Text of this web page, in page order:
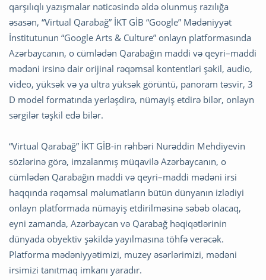
qarşılıqlı yazışmalar nəticəsində əldə olunmuş razılığa
əsasən, “Virtual Qarabağ” İKT GİB “Google” Mədəniyyət
İnstitutunun “Google Arts & Culture” onlayn platformasında
Azərbaycanın, o cümlədən Qarabağın maddi və qeyri–maddi
mədəni irsinə dair orijinal rəqəmsal kontentləri şəkil, audio,
video, yüksək və ya ultra yüksək görüntü, panoram təsvir, 3
D model formatında yerləşdirə, nümayiş etdirə bilər, onlayn
sərgilər təşkil edə bilər.
“Virtual Qarabağ” İKT GİB-in rəhbəri Nurəddin Mehdiyevin
sözlərinə görə, imzalanmış müqavilə Azərbaycanın, o
cümlədən Qarabağın maddi və qeyri–maddi mədəni irsi
haqqında rəqəmsal məlumatların bütün dünyanın izlədiyi
onlayn platformada nümayiş etdirilməsinə səbəb olacaq,
eyni zamanda, Azərbaycan və Qarabağ həqiqətlərinin
dünyada obyektiv şəkildə yayılmasına töhfə verəcək.
Platforma mədəniyyətimizi, muzey əsərlərimizi, mədəni
irsimizi tanıtmaq imkanı yaradır.